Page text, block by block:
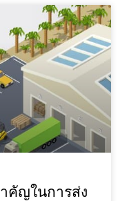
คัญในการส่ง